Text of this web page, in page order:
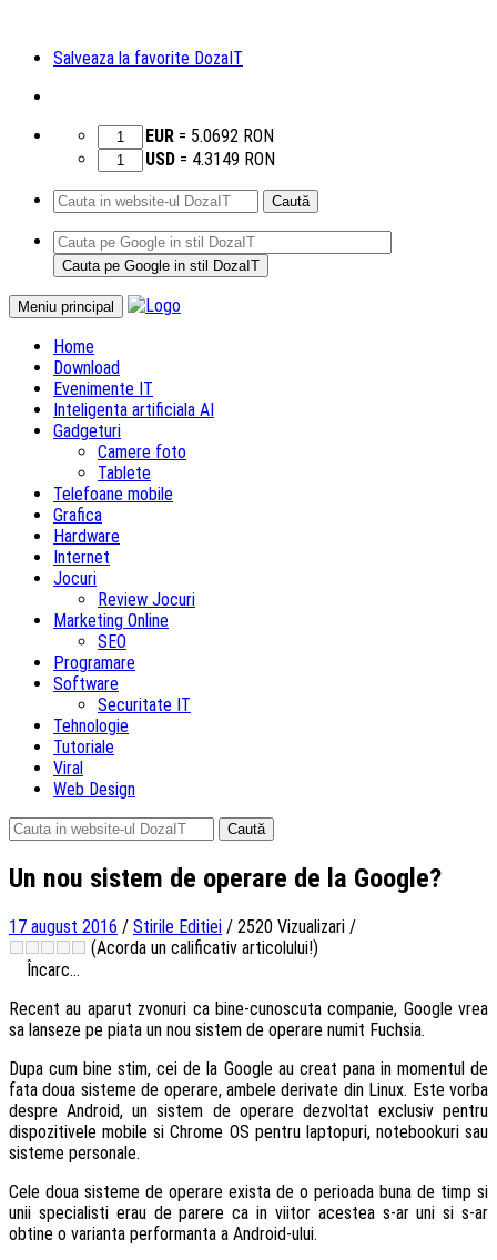
Salveaza la favorite DozaIT
EUR = 5.0692 RON
USD = 4.3149 RON
Caută
după:
Meniu principal
Sari
Home
Download
Evenimente IT
Inteligenta artificiala AI
Gadgeturi
Camere foto
Tablete
Telefoane mobile
Grafica
Hardware
Internet
Jocuri
Review Jocuri
Marketing Online
SEO
Programare
Software
Securitate IT
Tehnologie
Tutoriale
Viral
Web Design
Caută
după:
Un nou sistem de operare de la Google?
17 august 2016 / Stirile Editiei / 2520 Vizualizari /
(Acorda un calificativ articolului!)
Încarc...
Recent au aparut zvonuri ca bine-cunoscuta companie, Google vrea
sa lanseze pe piata un nou sistem de operare numit Fuchsia.
Dupa cum bine stim, cei de la Google au creat pana in momentul de
fata doua sisteme de operare, ambele derivate din Linux. Este vorba
despre Android, un sistem de operare dezvoltat exclusiv pentru
dispozitivele mobile si Chrome OS pentru laptopuri, notebookuri sau
sisteme personale.
Cele doua sisteme de operare exista de o perioada buna de timp si
unii specialisti erau de parere ca in viitor acestea s-ar uni si s-ar
obtine o varianta performanta a Android-ului.